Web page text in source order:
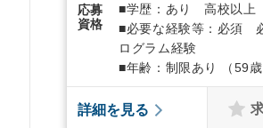
応募
資格
■学歴：あり 高校以上
■必要な経験等：必須
ログラム経験
■年齢：制限あり （59歳
詳細を見る